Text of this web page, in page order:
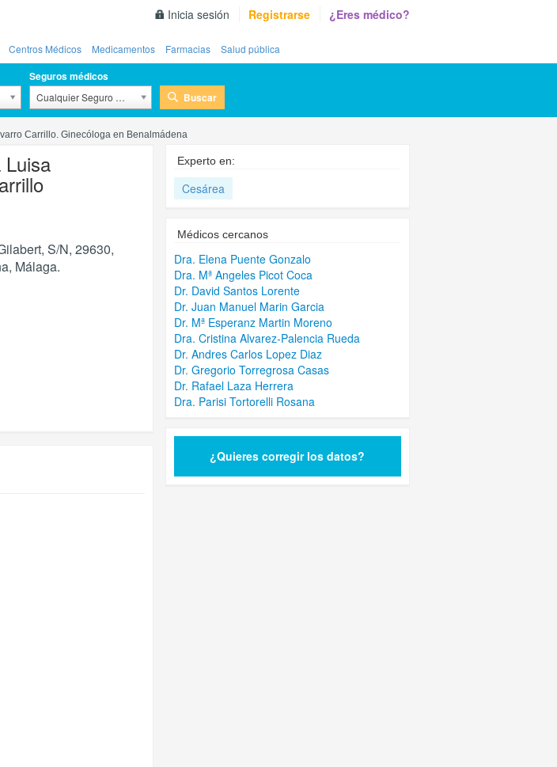
Inicia sesión Registrarse ¿Eres médico?
Centros Médicos Medicamentos Farmacias Salud pública
Seguros médicos
Cualquier Seguro Médico Buscar
Carrillo. Ginecóloga en Benalmádena
Luisa
S/N, 29630,
Málaga.
Experto en:
Cesárea
Médicos cercanos
Dra. Elena Puente Gonzalo
Dra. Mª Angeles Picot Coca
Dr. David Santos Lorente
Dr. Juan Manuel Marin Garcia
Dr. Mª Esperanz Martin Moreno
Dra. Cristina Alvarez-Palencia Rueda
Dr. Andres Carlos Lopez Diaz
Dr. Gregorio Torregrosa Casas
Dr. Rafael Laza Herrera
Dra. Parisi Tortorelli Rosana
¿Quieres corregir los datos?